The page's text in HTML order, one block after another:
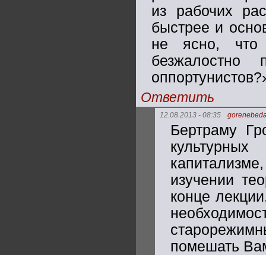
из рабочих
быстрее и
не ясно, что
безжалостно
Ответить
12.08.2013 - 08:35
Бертраму
изучении
конце
помешать